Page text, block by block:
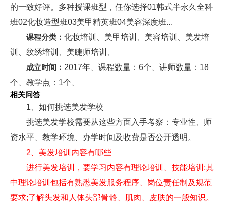
的一致好评。多种授课班型，任你选择01韩式半永久全科
班02化妆造型班03美甲精英班04美容深度班...
课程分类： 化妆培训、美甲培训、美容培训、美发培
训、纹绣培训、美睫师培训、
成立时间： 2017年、课程数量：6个、讲师数量：18
个、教学点：1个、
相关问答
1、如何挑选美发学校
挑选美发学校需要从这些方面入手考察：专业性、师
资水平、教学环境、办学时间及收费是否公开透明。
2、美发培训内容有哪些
进行美发培训，要学习内容有理论培训、技能培训;其
中理论培训包括有熟悉美发服务程序、岗位责任制及规范
要求;了解头发和人体头部骨骼、肌肉、皮肤的一般知识。